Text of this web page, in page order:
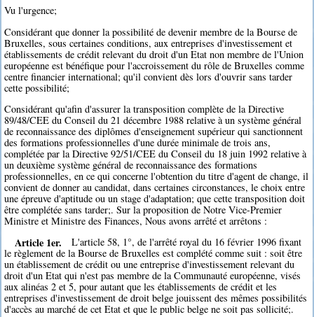
Vu l'urgence;
Considérant que donner la possibilité de devenir membre de la Bourse de
Bruxelles, sous certaines conditions, aux entreprises d'investissement et
établissements de crédit relevant du droit d'un Etat non membre de l'Union
européenne est bénéfique pour l'accroissement du rôle de Bruxelles comme
centre financier international; qu'il convient dès lors d'ouvrir sans tarder
cette possibilité;
Considérant qu'afin d'assurer la transposition complète de la Directive
89/48/CEE du Conseil du 21 décembre 1988 relative à un système général
de reconnaissance des diplômes d'enseignement supérieur qui sanctionnent
des formations professionnelles d'une durée minimale de trois ans,
complétée par la Directive 92/51/CEE du Conseil du 18 juin 1992 relative à
un deuxième système général de reconnaissance des formations
professionnelles, en ce qui concerne l'obtention du titre d'agent de change, il
convient de donner au candidat, dans certaines circonstances, le choix entre
une épreuve d'aptitude ou un stage d'adaptation; que cette transposition doit
être complétée sans tarder;. Sur la proposition de Notre Vice-Premier
Ministre et Ministre des Finances, Nous avons arrêté et arrêtons :
Article 1er.
L'article 58, 1°, de l'arrêté royal du 16 février 1996 fixant
le règlement de la Bourse de Bruxelles est complété comme suit : soit être
un établissement de crédit ou une entreprise d'investissement relevant du
droit d'un Etat qui n'est pas membre de la Communauté européenne, visés
aux alinéas 2 et 5, pour autant que les établissements de crédit et les
entreprises d'investissement de droit belge jouissent des mêmes possibilités
d'accès au marché de cet Etat et que le public belge ne soit pas sollicité;.